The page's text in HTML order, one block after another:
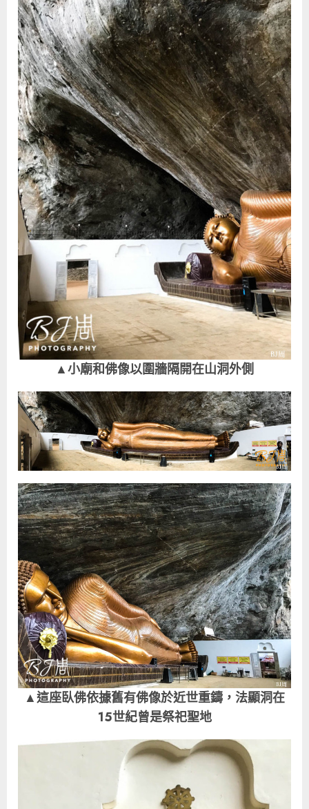
▲小廟和佛像以圍牆隔開在山洞外側
▲這座臥佛依據舊有佛像於近世重鑄，法顯洞在
15世紀曾是祭祀聖地